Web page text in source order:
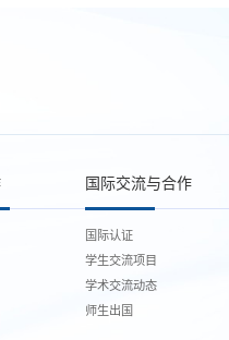
国际交流与合作
国际认证
学生交流项目
学术交流动态
师生出国